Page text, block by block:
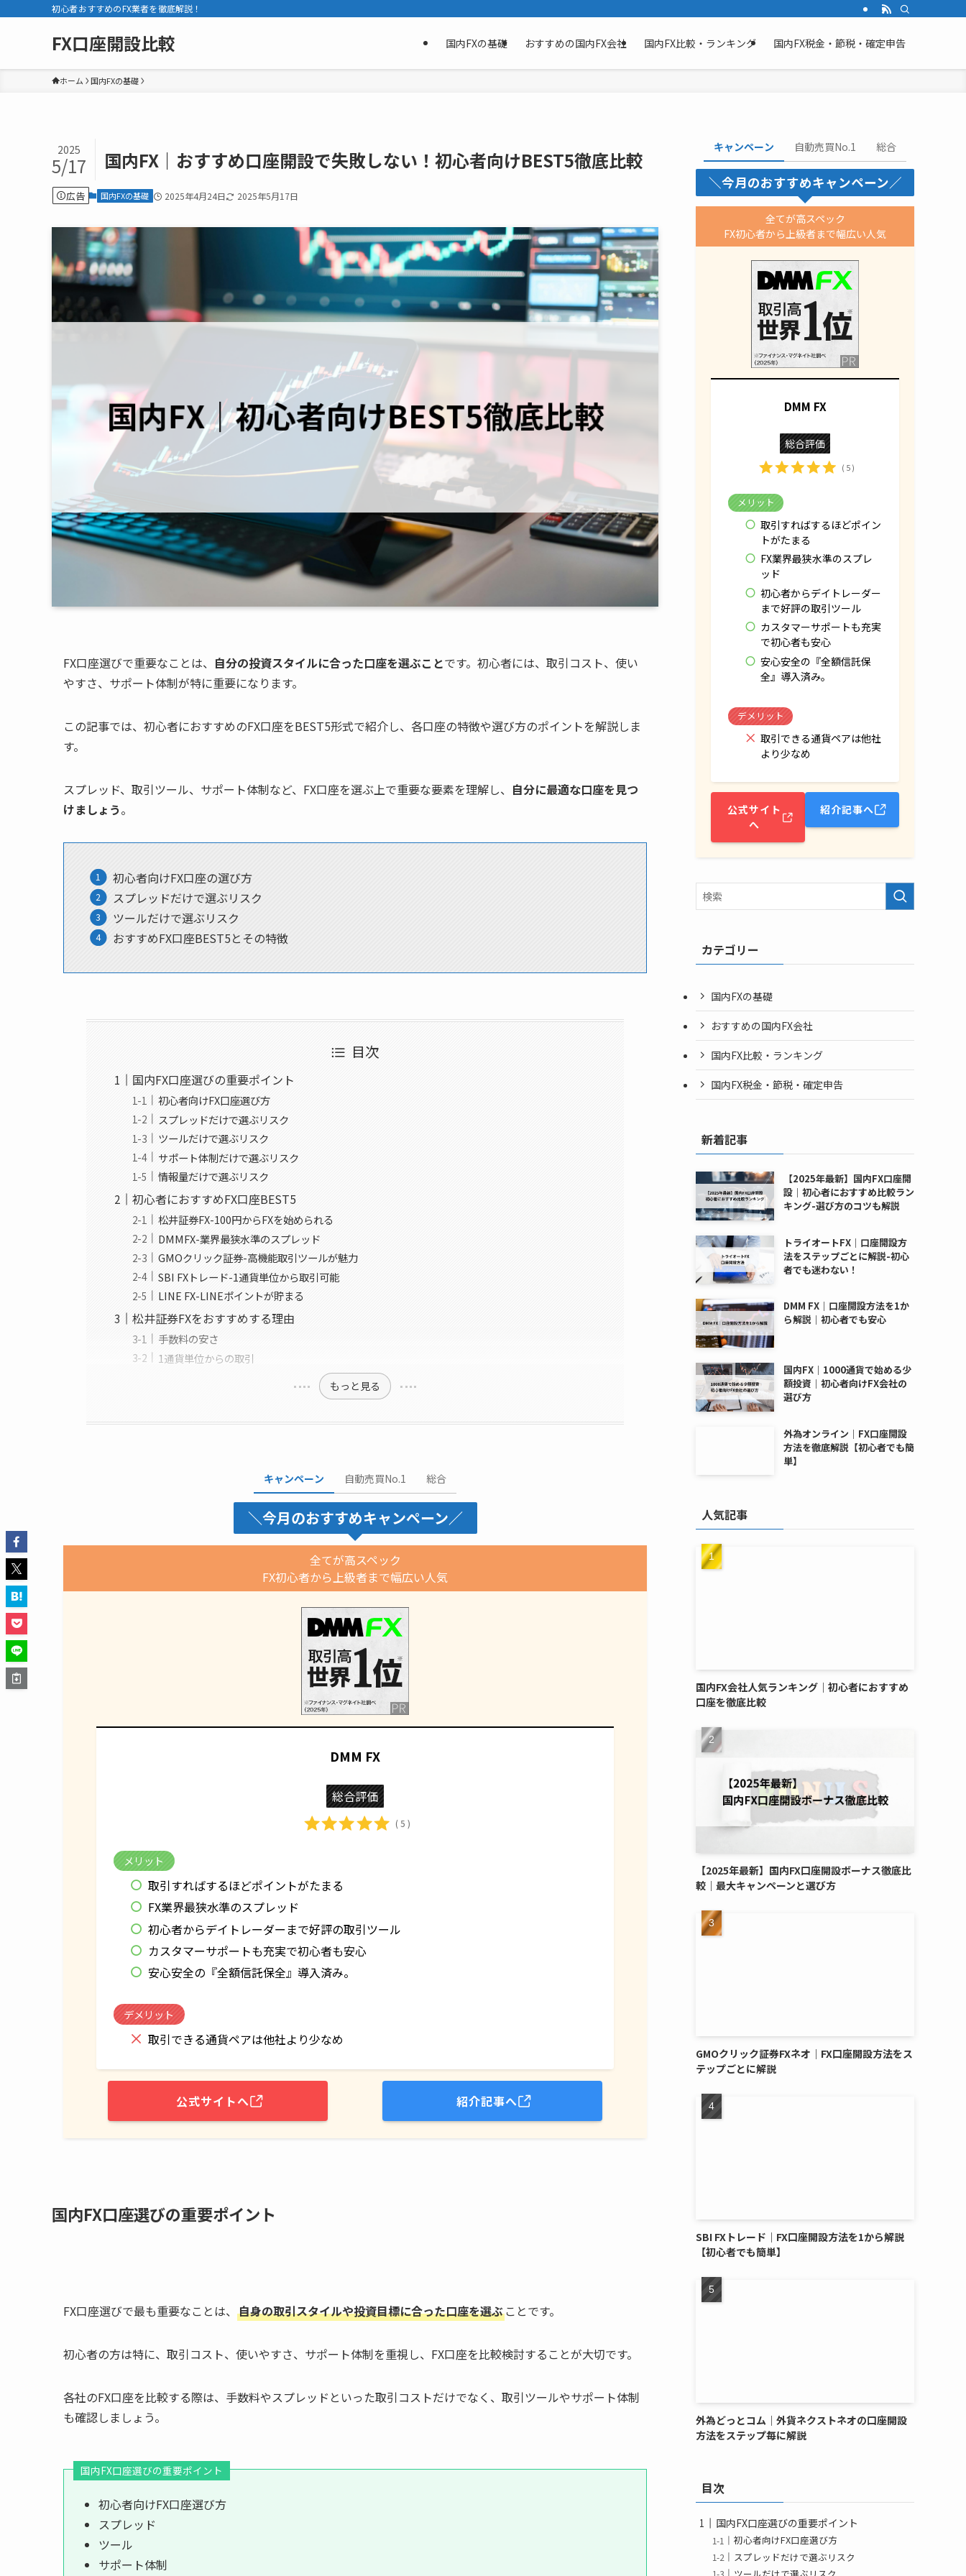
初心者おすすめのFX業者を徹底解説！
FX口座開設比較 国内FXの基礎 おすすめの国内FX会社 国内FX比較・ランキング 国内FX税金・節税・確定申告
ホーム 国内FXの基礎
国内FX｜おすすめ口座開設で失敗しない！初心者向けBEST5徹底比較
2025
5/17
広告 国内FXの基礎 2025年4月24日 2025年5月17日
FX口座選びで重要なことは、 自分の投資スタイルに合った口座を選ぶことです。初心者には、取引コスト、使い
やすさ、サポート体制が特に重要になります。
この記事では、初心者におすすめのFX口座をBEST5形式で紹介し、各口座の特徴や選び方のポイントを解説しま
す。
スプレッド、取引ツール、サポート体制など、FX口座を選ぶ上で重要な要素を理解し、 自分に最適な口座を見つ
けましょう。
初心者向けFX口座の選び方
スプレッドだけで選ぶリスク
ツールだけで選ぶリスク
おすすめFX口座BEST5とその特徴
目次
国内FX口座選びの重要ポイント
初心者向けFX口座選び方
スプレッドだけで選ぶリスク
ツールだけで選ぶリスク
サポート体制だけで選ぶリスク
情報量だけで選ぶリスク
初心者におすすめFX口座BEST5
松井証券FX-100円からFXを始められる
DMMFX-業界最狭水準のスプレッド
GMOクリック証券-高機能取引ツールが魅力
SBI FXトレード-1通貨単位から取引可能
LINE FX-LINEポイントが貯まる
松井証券FXをおすすめする理由
手数料の安さ
1通貨単位からの取引
もっと見る
キャンペーン 自動売買No.1 総合
＼今月のおすすめキャンペーン／
全てが高スペック
FX初心者から上級者まで幅広い人気
DMM FX
総合評価
( 5 )
メリット
取引すればするほどポイントがたまる
FX業界最狭水準のスプレッド
初心者からデイトレーダーまで好評の取引ツール
カスタマーサポートも充実で初心者も安心
安心安全の『全額信託保全』導入済み。
デメリット
取引できる通貨ペアは他社より少なめ
公式サイトへ 紹介記事へ
国内FX口座選びの重要ポイント
FX口座選びで最も重要なことは、 自身の取引スタイルや投資目標に合った口座を選ぶ ことです。
初心者の方は特に、取引コスト、使いやすさ、サポート体制を重視し、FX口座を比較検討することが大切です。
各社のFX口座を比較する際は、手数料やスプレッドといった取引コストだけでなく、取引ツールやサポート体制
も確認しましょう。
国内FX口座選びの重要ポイント
初心者向けFX口座選び方
スプレッド
ツール
サポート体制
キャンペーン 自動売買No.1 総合
＼今月のおすすめキャンペーン／
全てが高スペック
FX初心者から上級者まで幅広い人気
DMM FX
総合評価
( 5 )
メリット
取引すればするほどポイン
トがたまる
FX業界最狭水準のスプレ
ッド
初心者からデイトレーダー
まで好評の取引ツール
カスタマーサポートも充実
で初心者も安心
安心安全の『全額信託保
全』導入済み。
デメリット
取引できる通貨ペアは他社
より少なめ
公式サイト
へ
紹介記事へ
カテゴリー
国内FXの基礎
おすすめの国内FX会社
国内FX比較・ランキング
国内FX税金・節税・確定申告
新着記事
【2025年最新】国内FX口座開
設｜初心者におすすめ比較ラン
キング-選び方のコツも解説
トライオートFX｜口座開設方
法をステップごとに解説-初心
者でも迷わない！
DMM FX｜口座開設方法を1か
ら解説｜初心者でも安心
国内FX｜1000通貨で始める少
額投資｜初心者向けFX会社の
選び方
外為オンライン｜FX口座開設
方法を徹底解説【初心者でも簡
単】
人気記事
国内FX会社人気ランキング｜初心者におすすめ
口座を徹底比較
【2025年最新】国内FX口座開設ボーナス徹底比
較｜最大キャンペーンと選び方
GMOクリック証券FXネオ｜FX口座開設方法をス
テップごとに解説
SBI FXトレード｜FX口座開設方法を1から解説
【初心者でも簡単】
外為どっとコム｜外貨ネクストネオの口座開設
方法をステップ毎に解説
目次
国内FX口座選びの重要ポイント
初心者向けFX口座選び方
スプレッドだけで選ぶリスク